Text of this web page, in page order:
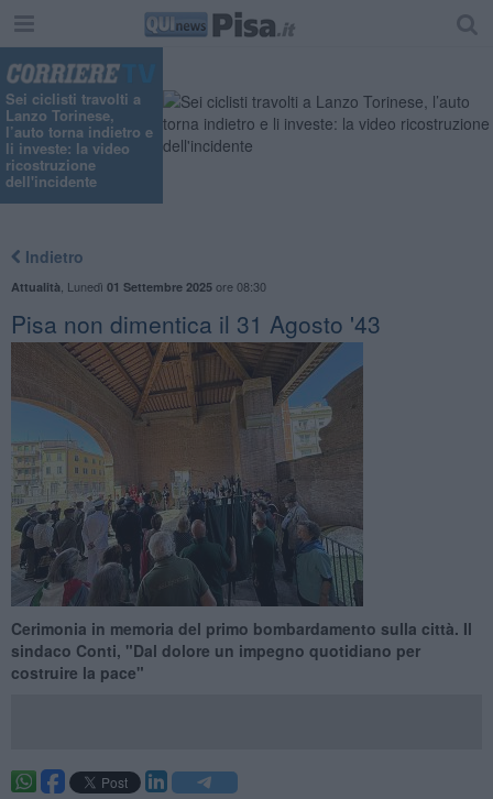
Sei ciclisti travolti a
Lanzo Torinese,
l’auto torna indietro e
li investe: la video
ricostruzione
dell'incidente
Indietro
Attualità Lunedì 01 Settembre 2025ore 08:30
Pisa non dimentica il 31 Agosto '43
Cerimonia in memoria del primo bombardamento sulla città. Il
sindaco Conti, "Dal dolore un impegno quotidiano per
costruire la pace"